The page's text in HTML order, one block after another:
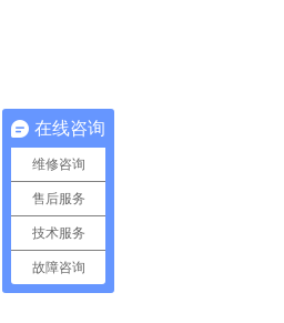
在线咨询
维修咨询
售后服务
技术服务
故障咨询